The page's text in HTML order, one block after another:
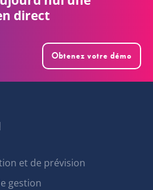
direct
Obtenez votre démo
et de prévision
gestion